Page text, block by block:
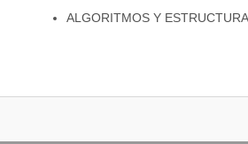
ALGORITMOS Y
GESTIÓN DE PERSONAS EN